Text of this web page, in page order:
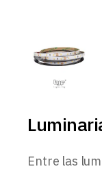
Entre las